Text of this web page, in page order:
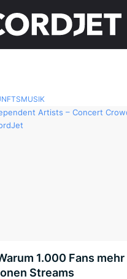
1.000 Fans
Streams